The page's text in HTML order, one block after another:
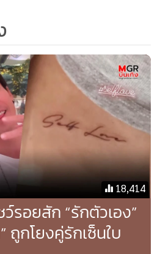
18,414
รอยสัก “รักตัวเอง”
ถูกโยงคู่รักเซ็นใบ